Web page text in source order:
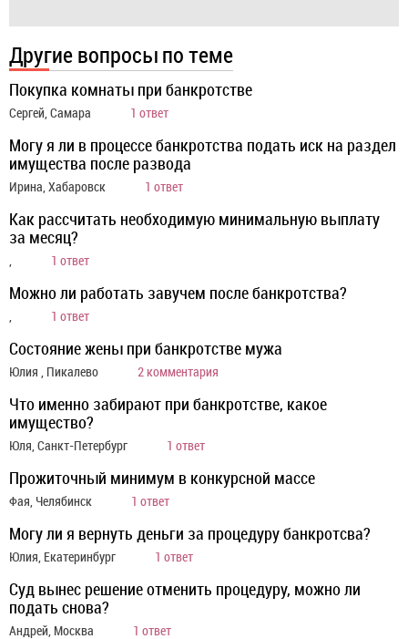
Другие вопросы по теме
Покупка комнаты при банкротстве
Сергей, Самара 1 ответ
Могу я ли в процессе банкротства подать иск на раздел
имущества после развода
Ирина, Хабаровск 1 ответ
Как рассчитать необходимую минимальную выплату
за месяц?
, 1 ответ
Можно ли работать завучем после банкротства?
, 1 ответ
Состояние жены при банкротстве мужа
Юлия , Пикалево 2 комментария
Что именно забирают при банкротстве, какое
имущество?
Юля, Санкт-Петербург 1 ответ
Прожиточный минимум в конкурсной массе
Фая, Челябинск 1 ответ
Могу ли я вернуть деньги за процедуру банкротсва?
Юлия, Екатеринбург 1 ответ
Суд вынес решение отменить процедуру, можно ли
подать снова?
Андрей, Москва 1 ответ